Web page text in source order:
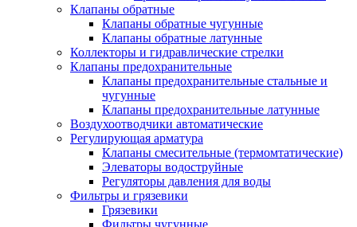
Клапаны обратные
Клапаны обратные чугунные
Клапаны обратные латунные
Коллекторы и гидравлические стрелки
Клапаны предохранительные
Клапаны предохранительные стальные и
чугунные
Клапаны предохранительные латунные
Воздухоотводчики автоматические
Регулирующая арматура
Клапаны смесительные (термомтатические)
Элеваторы водоструйные
Регуляторы давления для воды
Фильтры и грязевики
Грязевики
Фильтры чугунные